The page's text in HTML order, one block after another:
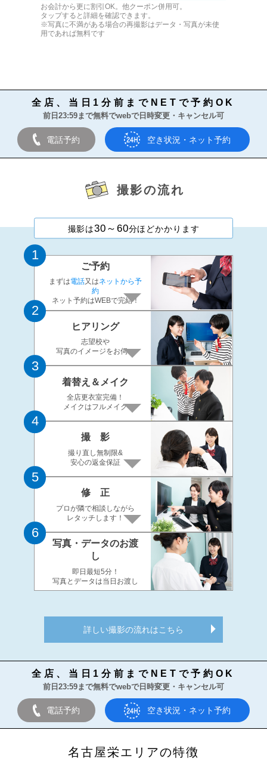
お会計から更に割引OK。他クーポン併用可。
タップすると詳細を確認できます。
※写真に不満がある場合の再撮影はデータ・写真が未使
用であれば無料です
全店、当日1分前までNETで予約OK
前日23:59まで無料でwebで日時変更・キャンセル可
電話予約 空き状況・ネット予約
撮影の流れ
撮影は30～60分ほどかかります
1
ご予約
まずは電話又はネットから予
約
ネット予約はWEBで完結！
2
ヒアリング
志望校や
写真のイメージをお伺い
3
着替え＆メイク
全店更衣室完備！
メイクはフルメイク
4
撮 影
撮り直し無制限&
安心の返金保証
5
修 正
プロが隣で相談しながら
レタッチします！
6
写真・データのお渡
し
即日最短5分！
写真とデータは当日お渡し
詳しい撮影の流れはこちら
全店、当日1分前までNETで予約OK
前日23:59まで無料でwebで日時変更・キャンセル可
電話予約 空き状況・ネット予約
名古屋栄エリアの特徴